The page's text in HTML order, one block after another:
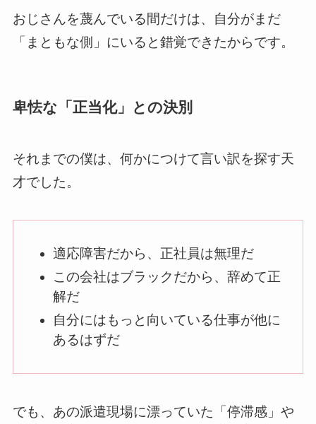
おじさんを蔑んでいる間だけは、自分がまだ
「まともな側」にいると錯覚できたからです。
卑怯な「正当化」との決別
それまでの僕は、何かにつけて言い訳を探す天
才でした。
適応障害だから、正社員は無理だ
この会社はブラックだから、辞めて正
解だ
自分にはもっと向いている仕事が他に
あるはずだ
でも、あの派遣現場に漂っていた「停滞感」や